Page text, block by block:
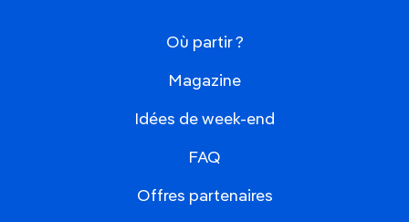
Où partir ?
Magazine
Idées de week-end
FAQ
Offres partenaires